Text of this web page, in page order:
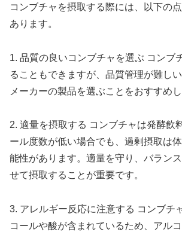
コンブチャを摂取する際には、以下の
あります。
1. 品質の良いコンブチャを選ぶ コンブ
ることもできますが、品質管理が難し
メーカーの製品を選ぶことをおすすめし
2. 適量を摂取する コンブチャは発酵飲
ール度数が低い場合でも、過剰摂取は
能性があります。適量を守り、バラン
せて摂取することが重要です。
3. アレルギー反応に注意する コンブチ
コールや酸が含まれているため、アル